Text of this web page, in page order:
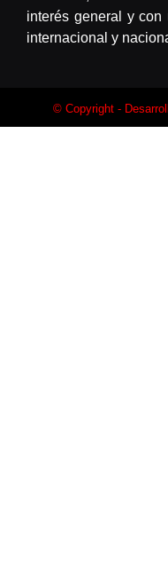
interés general y con
internacional y
© Copyright -